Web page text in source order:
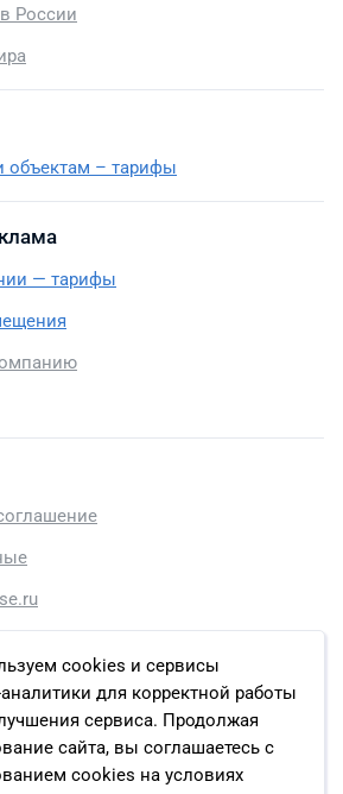
cookies и сервисы
аналитики для корректной работы
сервиса. Продолжая
сайта, вы соглашаетесь с
cookies на условиях
России
объектам – тарифы
— тарифы
– Урал»